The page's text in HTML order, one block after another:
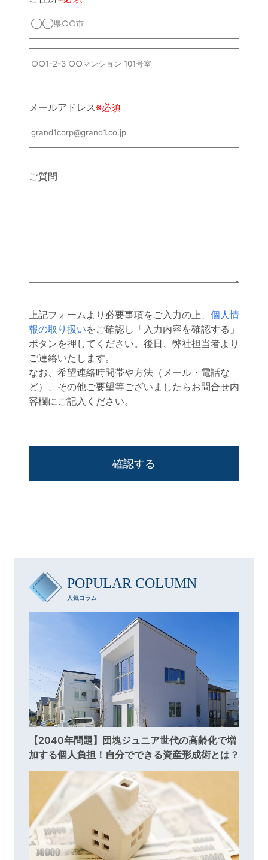
メールアドレス※必須
ご質問
上記フォームより必要事項をご入力の上、 個人情
報の取り扱いをご確認し「入力内容を確認する」
ボタンを押してください。後日、弊社担当者より
ご連絡いたします。
なお、希望連絡時間帯や方法（メール・電話な
ど）、その他ご要望等ございましたらお問合せ内
容欄にご記入ください。
POPULAR COLUMN
人気コラム
【2040年問題】団塊ジュニア世代の高齢化で増
加する個人負担！自分でできる資産形成術とは？